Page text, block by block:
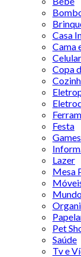
Casa
Cama
Copa
Festa
Games
Lazer
Mesa
Pet
Saúde
Tv e